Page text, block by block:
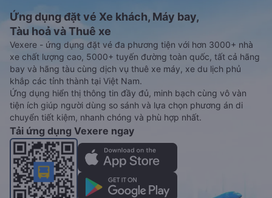
Ứng dụng đặt vé Xe khách, Máy bay,
Tàu hoả và Thuê xe
Vexere - ứng dụng đặt vé đa phương tiện với hơn 3000+ nhà
xe chất lượng cao, 5000+ tuyến đường toàn quốc, tất cả hãng
bay và hãng tàu cùng dịch vụ thuê xe máy, xe du lịch phủ
khắp các tỉnh thành tại Việt Nam.
Ứng dụng hiển thị thông tin đầy đủ, minh bạch cùng vô vàn
tiện ích giúp người dùng so sánh và lựa chọn phương án di
chuyển tiết kiệm, nhanh chóng và phù hợp nhất.
Tải ứng dụng Vexere ngay